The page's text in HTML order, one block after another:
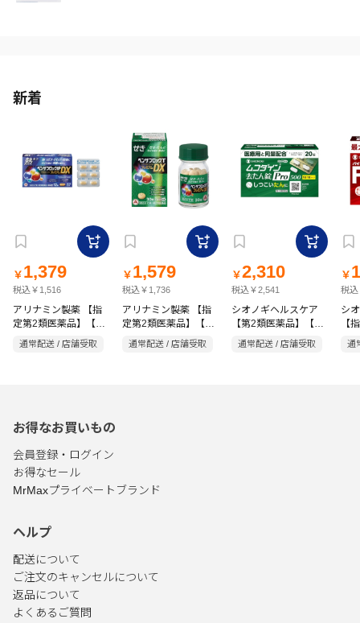
新着
￥ 1,379
税込￥1,516
アリナミン製薬 【指
定第2類医薬品】【指
定濫用防止医薬品】●
ベンザブロックIP プ
通常配送 / 店舗受取
￥ 1,579
税込￥1,736
アリナミン製薬 【指
定第2類医薬品】【指
定濫用防止医薬品】●
ベンザブロックT プレ
通常配送 / 店舗受取
￥2,310
税込￥2,541
シオノギヘルスケア
【第2類医薬品】【指
定濫用防止医薬品】●
ムコダイン 去たん錠
通常配送 / 店舗受取
￥
税込
シ
【
パ
錠
通
お得なお買いもの
会員登録・ログイン
お得なセール
MrMaxプライベートブランド
ヘルプ
配送について
ご注文のキャンセルについて
返品について
よくあるご質問